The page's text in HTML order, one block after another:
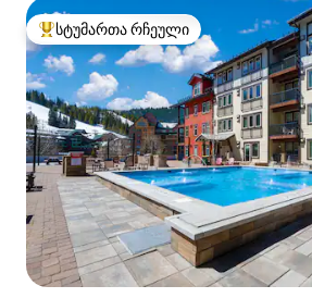
სტუმართა რჩეული მოწინავე ვარიანტი
სტუმართა რჩეული